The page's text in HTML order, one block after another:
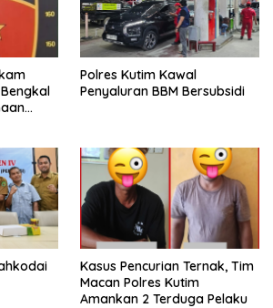
Polres Kutim Kawal
Penyaluran BBM Bersubsidi
Kasus Pencurian Ternak, Tim
Macan Polres Kutim
Amankan 2 Terduga Pelaku